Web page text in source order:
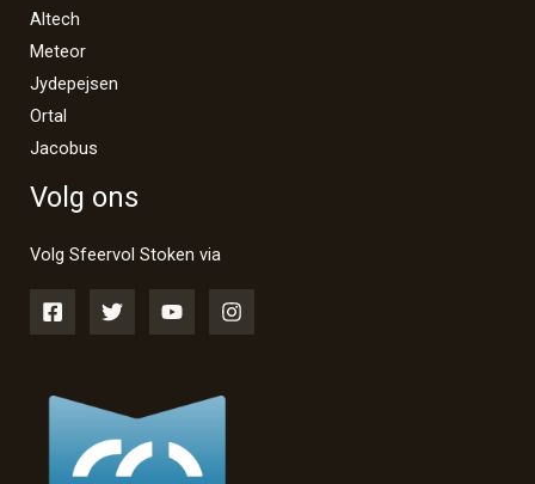
Altech
Meteor
Jydepejsen
Ortal
Jacobus
Volg ons
Volg Sfeervol Stoken via